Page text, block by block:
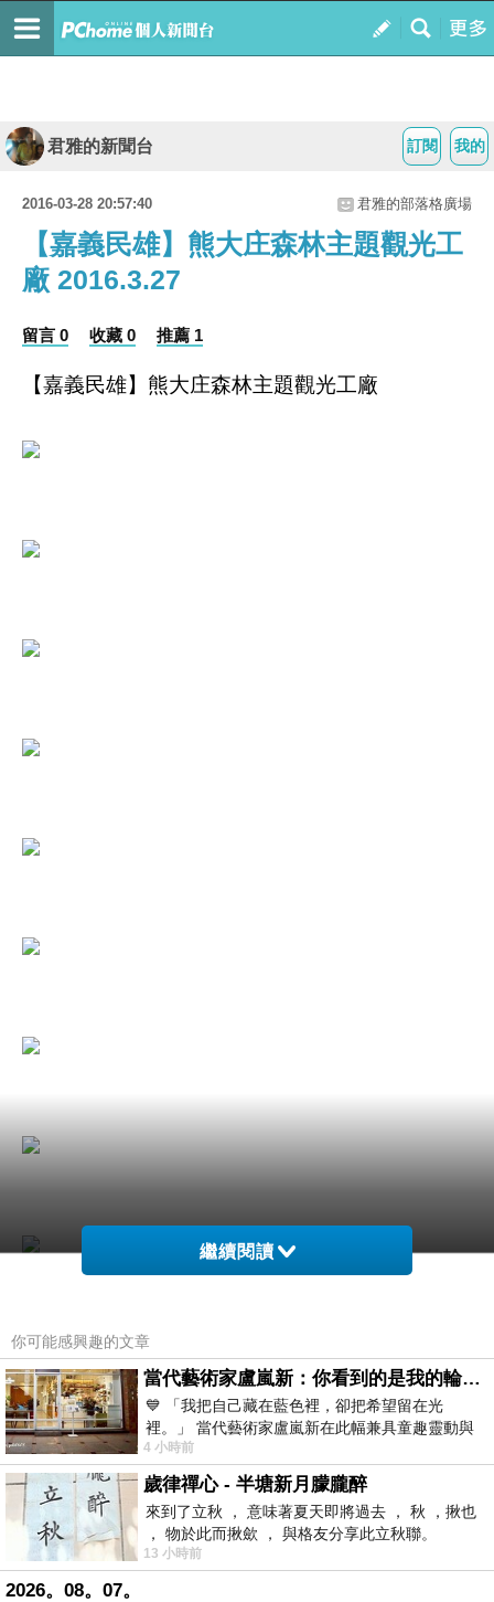
我的
訂閱
君雅的新聞台
2016-03-28 20:57:40 君雅的部落格廣場
【嘉義民雄】熊大庄森林主題觀光工
廠 2016.3.27
留言 0 收藏 0 推薦 1
【嘉義民雄】熊大庄森林主題觀光工廠
繼續閱讀
你可能感興趣的文章
當代藝術家盧嵐新：你看到的是我的輪廓，還是你的故事？——藏在藍色裡的希望與光
💙 「我把自己藏在藍色裡，卻把希望留在光
裡。」 當代藝術家盧嵐新在此幅兼具童趣靈動與
抽象韻味的新作中，用湛藍的羽翼般色塊包覆著
4 小時前
歲律禪心 - 半塘新月朦朧醉
來到了立秋 ， 意味著夏天即將過去 ， 秋 ，揪也
， 物於此而揪歛 ， 與格友分享此立秋聯。
13 小時前
2026。08。07。